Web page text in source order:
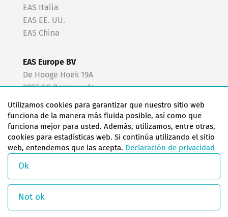
EAS Italia
EAS EE. UU.
EAS China
EAS Europe BV
De Hooge Hoek 19A
3927 GG Renswoude
The Netherlands
+31 318 477 010
easfr@easchangesystems.com
Utilizamos cookies para garantizar que nuestro sitio web
funciona de la manera más fluida posible, así como que
funciona mejor para usted. Además, utilizamos, entre otras,
cookies para estadísticas web. Si continúa utilizando el sitio
web, entendemos que las acepta. Declaración de privacidad
Ok
Not ok